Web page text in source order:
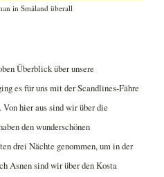
in Småland überall
Überblick über unsere
es für uns mit der Scandlines-Fähre
hier aus sind wir über die
den wunderschönen
drei Nächte genommen, um in der
Asnen sind wir über den Kosta